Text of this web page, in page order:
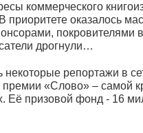
коммерческого
приоритете оказалось
покровителями
дрогнули…
репортажи в
«Слово» – самой
Её призовой фонд - 16